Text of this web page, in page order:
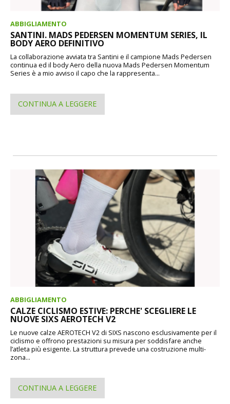
ABBIGLIAMENTO
SANTINI. MADS PEDERSEN MOMENTUM SERIES, IL
BODY AERO DEFINITIVO
La collaborazione avviata tra Santini e il campione Mads Pedersen
continua ed il body Aero della nuova Mads Pedersen Momentum
Series è a mio avviso il capo che la rappresenta...
CONTINUA A LEGGERE
ABBIGLIAMENTO
CALZE CICLISMO ESTIVE: PERCHE' SCEGLIERE LE
NUOVE SIXS AEROTECH V2
Le nuove calze AEROTECH V2 di SIXS nascono esclusivamente per il
ciclismo e offrono prestazioni su misura per soddisfare anche
l’atleta più esigente. La struttura prevede una costruzione multi-
zona...
CONTINUA A LEGGERE